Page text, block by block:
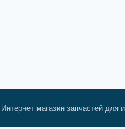
магазин запчастей для